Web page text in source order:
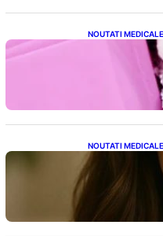
NOUTATI MEDICALE
a riscurilor
NOUTATI MEDICALE
Ceaiul –
Descoperiri
consumului